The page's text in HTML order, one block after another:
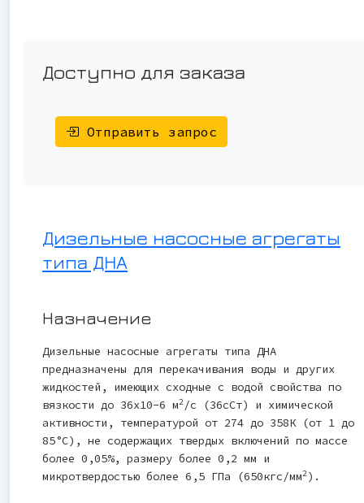
Доступно для заказа
Отправить запрос
Дизельные насосные агрегаты
типа ДНА
Назначение
Дизельные насосные агрегаты типа ДНА
предназначены для перекачивания воды и других
жидкостей, имеющих сходные с водой свойства по
вязкости до 36x10-6 м2/с (36сСт) и химической
активности, температурой от 274 до 358К (от 1 до
85°С), не содержащих твердых включений по массе
более 0,05%, размеру более 0,2 мм и
микротвердостью более 6,5 ГПа (650кгс/мм2).